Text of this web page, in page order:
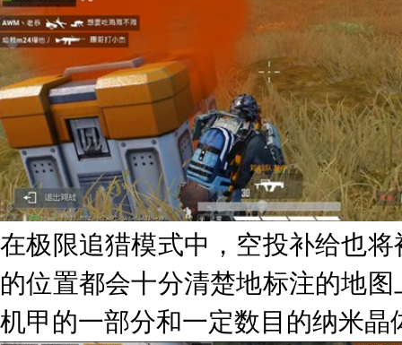
在极限追猎模式中，空投补给也
的位置都会十分清楚地标注的地
机甲的一部分和一定数目的纳米